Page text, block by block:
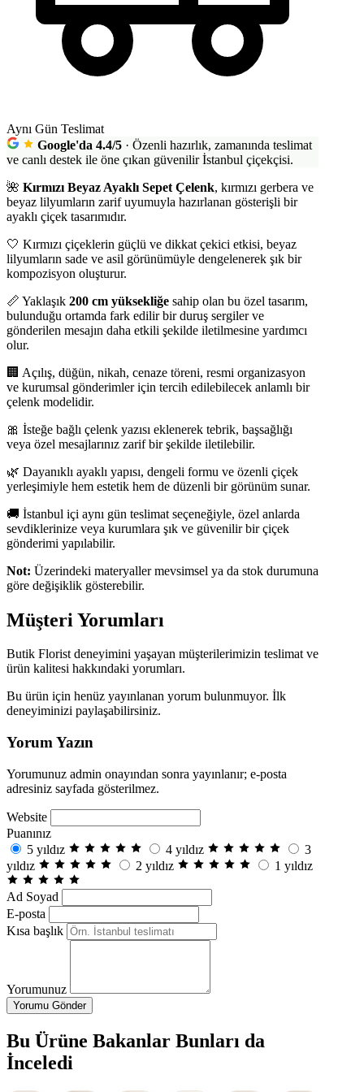
Aynı Gün Teslimat
Google'da 4.4/5 · Özenli hazırlık, zamanında teslimat
ve canlı destek ile öne çıkan güvenilir İstanbul çiçekçisi.
🌺 Kırmızı Beyaz Ayaklı Sepet Çelenk, kırmızı gerbera ve
beyaz lilyumların zarif uyumuyla hazırlanan gösterişli bir
ayaklı çiçek tasarımıdır.
🤍 Kırmızı çiçeklerin güçlü ve dikkat çekici etkisi, beyaz
lilyumların sade ve asil görünümüyle dengelenerek şık bir
kompozisyon oluşturur.
📏 Yaklaşık 200 cm yüksekliğe sahip olan bu özel tasarım,
bulunduğu ortamda fark edilir bir duruş sergiler ve
gönderilen mesajın daha etkili şekilde iletilmesine yardımcı
olur.
🏢 Açılış, düğün, nikah, cenaze töreni, resmi organizasyon
ve kurumsal gönderimler için tercih edilebilecek anlamlı bir
çelenk modelidir.
🎀 İsteğe bağlı çelenk yazısı eklenerek tebrik, başsağlığı
veya özel mesajlarınız zarif bir şekilde iletilebilir.
🌿 Dayanıklı ayaklı yapısı, dengeli formu ve özenli çiçek
yerleşimiyle hem estetik hem de düzenli bir görünüm sunar.
🚚 İstanbul içi aynı gün teslimat seçeneğiyle, özel anlarda
sevdiklerinize veya kurumlara şık ve güvenilir bir çiçek
gönderimi yapılabilir.
Not: Üzerindeki materyaller mevsimsel ya da stok durumuna
göre değişiklik gösterebilir.
Müşteri Yorumları
Butik Florist deneyimini yaşayan müşterilerimizin teslimat ve
ürün kalitesi hakkındaki yorumları.
Bu ürün için henüz yayınlanan yorum bulunmuyor. İlk
deneyiminizi paylaşabilirsiniz.
Yorum Yazın
Yorumunuz admin onayından sonra yayınlanır; e-posta
adresiniz sayfada gösterilmez.
Website
Puanınız
5 yıldız
4 yıldız
3
yıldız
2 yıldız 1 yıldız
Ad Soyad
E-posta
Kısa başlık
Yorumunuz
Yorumu Gönder
Bu Ürüne Bakanlar Bunları da
İnceledi